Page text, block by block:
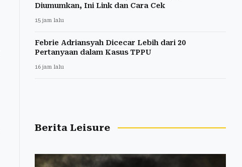
Diumumkan, Ini Link dan Cara Cek
15 jam lalu
Febrie Adriansyah Dicecar Lebih dari 20
Pertanyaan dalam Kasus TPPU
16 jam lalu
Berita Leisure